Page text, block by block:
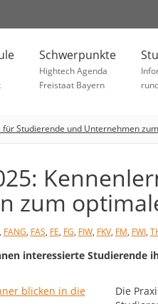
Schwerpunkte
Hightech Agenda
Freistaat Bayern
für Studierende und Unternehmen
zum
, FANG, FAS, FE, FG, FIW, FKV, FM, FWI,
interessierte
Die